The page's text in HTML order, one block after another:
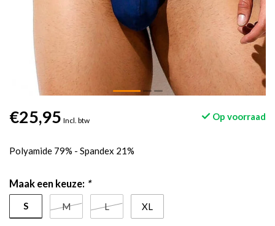
€25,95 Incl. btw Op voorraad
Polyamide 79% - Spandex 21%
Maak een keuze: *
S M L XL